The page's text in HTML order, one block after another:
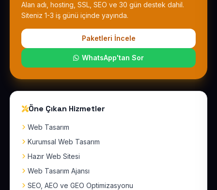
Alan adı, hosting, SSL, SEO ve 30 gün destek dahil.
Siteniz 1-3 iş günü içinde yayında.
Paketleri İncele
WhatsApp'tan Sor
Öne Çıkan Hizmetler
Web Tasarım
Kurumsal Web Tasarım
Hazır Web Sitesi
Web Tasarım Ajansı
SEO, AEO ve GEO Optimizasyonu